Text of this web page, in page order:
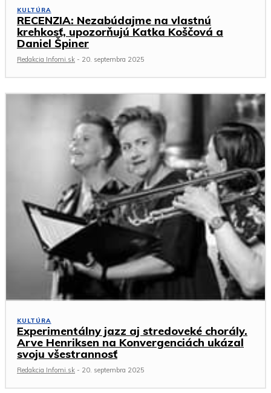
KULTÚRA
RECENZIA: Nezabúdajme na vlastnú
krehkosť, upozorňujú Katka Koščová a
Daniel Špiner
Redakcia Infomi.sk - 20. septembra 2025
KULTÚRA
Experimentálny jazz aj stredoveké chorály.
Arve Henriksen na Konvergenciách ukázal
svoju všestrannosť
Redakcia Infomi.sk - 20. septembra 2025